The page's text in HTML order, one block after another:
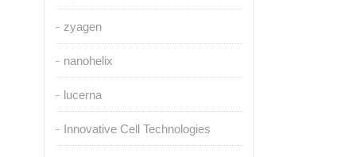
zyagen
nanohelix
lucerna
Innovative Cell Technologies